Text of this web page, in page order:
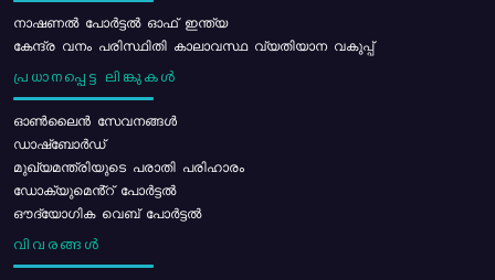
നാഷണൽ പോർട്ടൽ ഓഫ് ഇന്ത്യ
കേന്ദ്ര വനം പരിസ്ഥിതി കാലാവസ്ഥ വ്യതിയാന വകുപ്പ്
പ്രധാനപ്പെട്ട ലിങ്കുകൾ
ഓൺലൈൻ സേവനങ്ങൾ
ഡാഷ്ബോർഡ്
മുഖ്യമന്ത്രിയുടെ പരാതി പരിഹാരം
ഡോക്യുമെൻ്റ് പോർട്ടൽ
ഔദ്യോഗിക വെബ് പോർട്ടൽ
വിവരങ്ങൾ